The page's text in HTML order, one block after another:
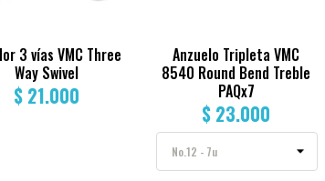
3 vías VMC Three
Way Swivel
$ 21.000
Anzuelo Tripleta VMC
8540 Round Bend Treble
PAQx7
$ 23.000